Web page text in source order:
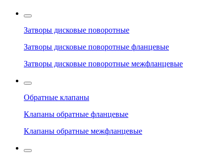
Затворы дисковые поворотные
Затворы дисковые поворотные фланцевые
Затворы дисковые поворотные межфланцевые
Обратные клапаны
Клапаны обратные фланцевые
Клапаны обратные межфланцевые